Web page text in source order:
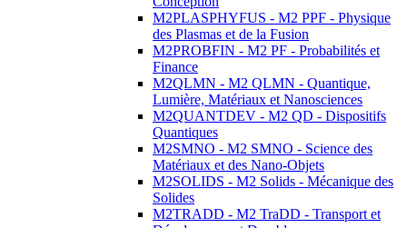
M2PLASPHYFUS - M2 PPF - Physique
des Plasmas et de la Fusion
M2PROBFIN - M2 PF - Probabilités et
Finance
M2QLMN - M2 QLMN - Quantique,
Lumière, Matériaux et Nanosciences
M2QUANTDEV - M2 QD - Dispositifs
Quantiques
M2SMNO - M2 SMNO - Science des
Matériaux et des Nano-Objets
M2SOLIDS - M2 Solids - Mécanique des
Solides
M2TRADD - M2 TraDD - Transport et